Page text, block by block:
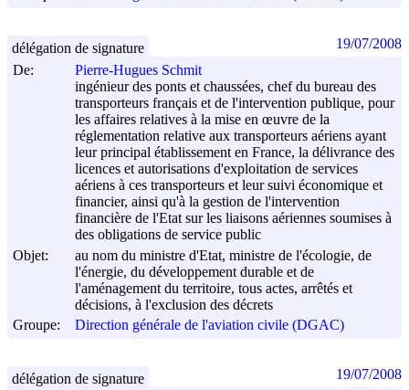
De:
Pierre-Hugues Schmit
ingénieur des ponts et chaussées, chef du bureau des
transporteurs français et de l'intervention publique, pour
les affaires relatives à la mise en œuvre de la
réglementation relative aux transporteurs aériens ayant
leur principal établissement en France, la délivrance des
licences et autorisations d'exploitation de services
aériens à ces transporteurs et leur suivi économique et
financier, ainsi qu'à la gestion de l'intervention
financière de l'Etat sur les liaisons aériennes soumises à
des obligations de service public
Objet:
au nom du ministre d'Etat, ministre de l'écologie, de
l'énergie, du développement durable et de
l'aménagement du territoire, tous actes, arrêtés et
décisions, à l'exclusion des décrets
Groupe:
Direction générale de l'aviation civile (DGAC)
délégation de signature 19/07/2008
délégation de signature 19/07/2008